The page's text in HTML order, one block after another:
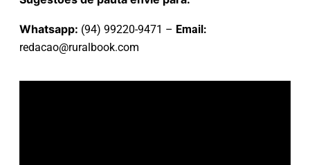
Whatsapp: (94) 99220-9471 – Email:
redacao@ruralbook.com